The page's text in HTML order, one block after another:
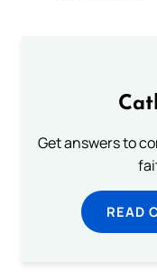
Get answers to
READ